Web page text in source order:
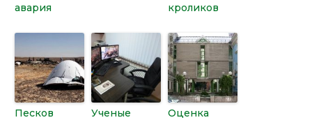
авария
кроликов
Песков
Ученые
Оценка